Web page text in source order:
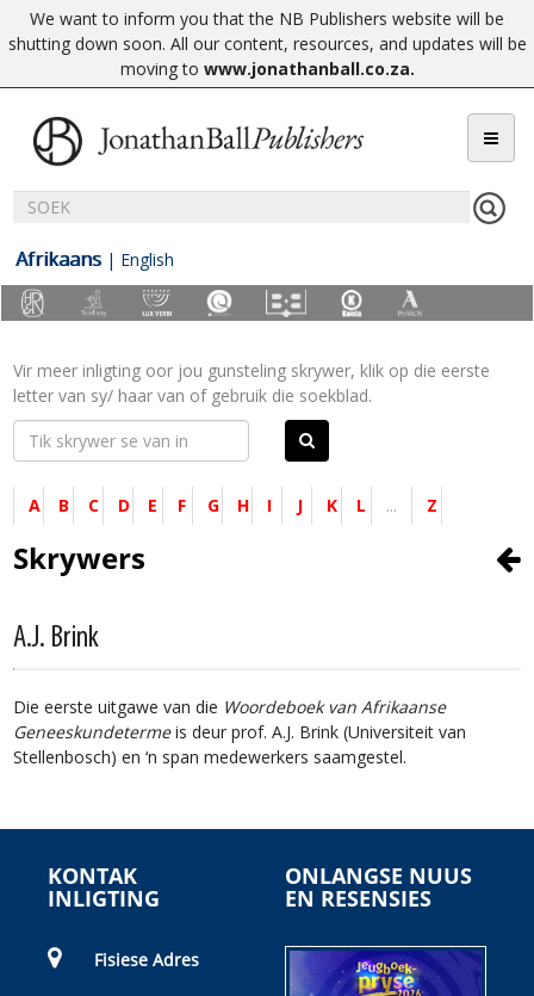
We want to inform you that the NB Publishers website will be
shutting down soon. All our content, resources, and updates will be
moving to www.jonathanball.co.za.
Afrikaans | English
Vir meer inligting oor jou gunsteling skrywer, klik op die eerste
letter van sy/ haar van of gebruik die soekblad.
A B C D E F G H I J K L ... Z
Skrywers
A.J. Brink
Die eerste uitgawe van die Woordeboek van Afrikaanse
Geneeskundetermeis deur prof. A.J. Brink (Universiteit van
Stellenbosch) en ‘n span medewerkers saamgestel.
KONTAK
INLIGTING
Fisiese Adres
ONLANGSE NUUS
EN RESENSIES